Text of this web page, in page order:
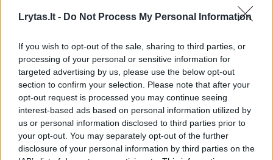
Lrytas.lt - Do Not Process My Personal Information
If you wish to opt-out of the sale, sharing to third parties, or
processing of your personal or sensitive information for
targeted advertising by us, please use the below opt-out
section to confirm your selection. Please note that after your
opt-out request is processed you may continue seeing
interest-based ads based on personal information utilized by
us or personal information disclosed to third parties prior to
your opt-out. You may separately opt-out of the further
disclosure of your personal information by third parties on the
Laidos | ELTA savaitė
Visi įrašai
Žiūrimiausi įrašai
00:00:30
Vaizdai iš tragiškos avarijos Vilniaus r.: dviejų moterų ir